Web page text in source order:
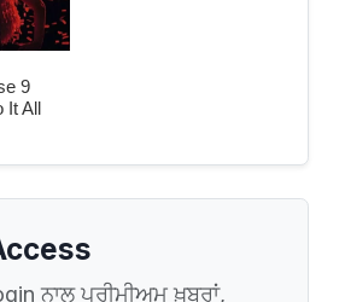
ਨਾਲ ਪ੍ਰੀਮੀਅਮ ਖ਼ਬਰਾਂ,